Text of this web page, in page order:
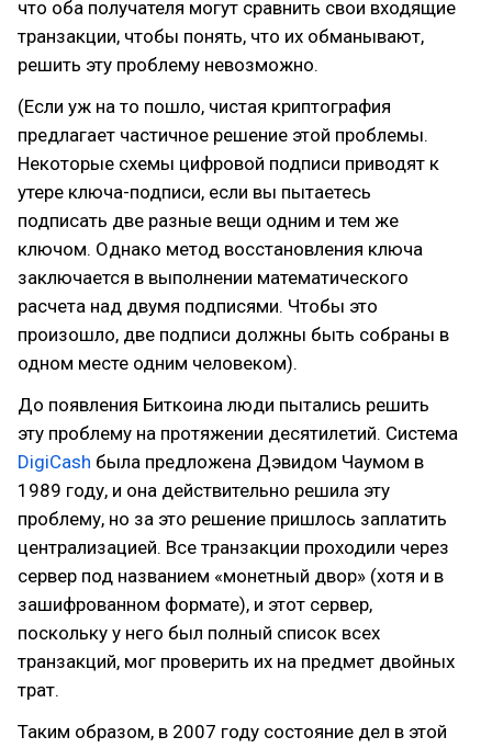
что оба получателя могут сравнить свои входящие
транзакции, чтобы понять, что их обманывают,
решить эту проблему невозможно.
(Если уж на то пошло, чистая криптография
предлагает частичное решение этой проблемы.
Некоторые схемы цифровой подписи приводят к
утере ключа-подписи, если вы пытаетесь
подписать две разные вещи одним и тем же
ключом. Однако метод восстановления ключа
заключается в выполнении математического
расчета над двумя подписями. Чтобы это
произошло, две подписи должны быть собраны в
одном месте одним человеком).
До появления Биткоина люди пытались решить
эту проблему на протяжении десятилетий. Система
DigiCash была предложена Дэвидом Чаумом в
1989 году, и она действительно решила эту
проблему, но за это решение пришлось заплатить
централизацией. Все транзакции проходили через
сервер под названием «монетный двор» (хотя и в
зашифрованном формате), и этот сервер,
поскольку у него был полный список всех
транзакций, мог проверить их на предмет двойных
трат.
Таким образом, в 2007 году состояние дел в этой